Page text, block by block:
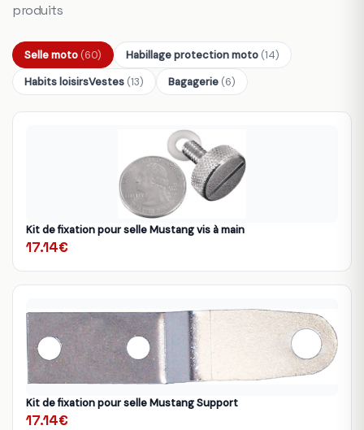
produits
Selle moto (60) Habillage protection moto (14)
Habits loisirsVestes (13) Bagagerie (6)
Kit de fixation pour selle Mustang vis à main
17.14€
Kit de fixation pour selle Mustang Support
17.14€